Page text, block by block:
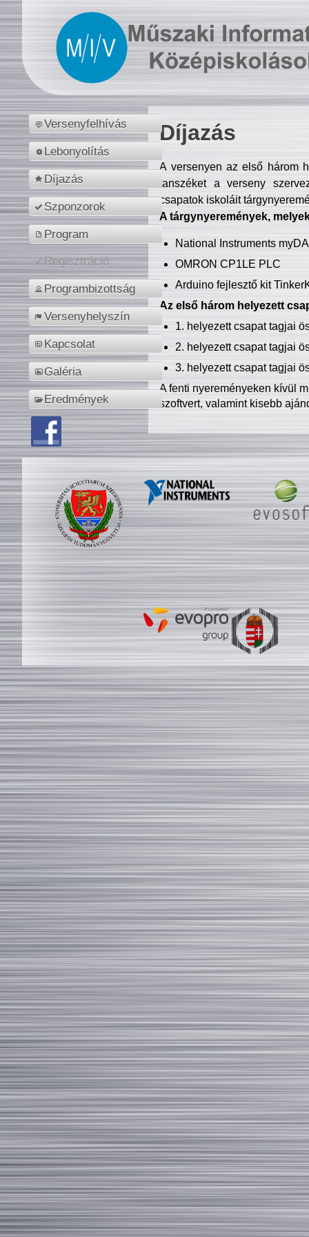
Versenyfelhívás
Lebonyolítás
Díjazás
Szponzorok
Program
Regisztráció
Programbizottság
Versenyhelyszín
Kapcsolat
Galéria
Eredmények
Díjazás
A versenyen az első három
tanszéket a verseny
csapatok iskoláit
A tárgynyeremények,
National Instruments
OMRON CP1LE PLC
Arduino fejlesztő kit
Az első három helyezett
1. helyezett csapat tagjai
2. helyezett csapat tagjai
3. helyezett csapat tagjai
A fenti nyereményeken kívül
szoftvert, valamint kisebb